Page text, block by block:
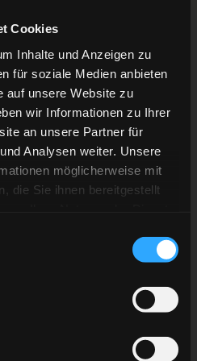
Cookies
Inhalte und Anzeigen zu
für soziale Medien anbieten
auf unsere Website zu
wir Informationen zu Ihrer
an unsere Partner für
Analysen weiter. Unsere
möglicherweise mit
die Sie ihnen bereitgestellt
erneuten Gegentreffer.
der zweiten Sirene
eigentlich harmlosen
im Slot vor Pantkowski
ohne Sicht und
Gehäuses. Die Rot-Gelben
einem Alleingang aufs Tor
die viel zu lange torlose